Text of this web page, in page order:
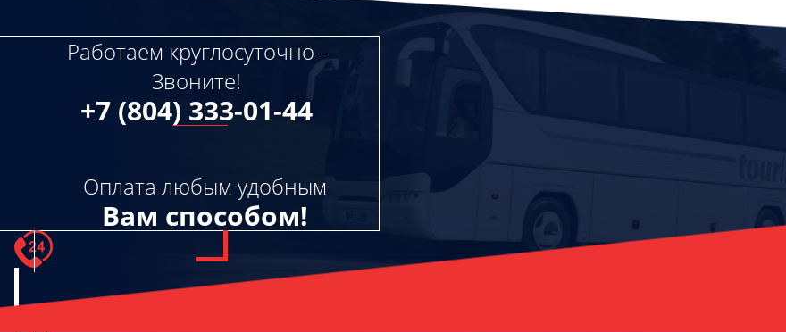
Работаем круглосуточно -
Звоните!
+7 (804) 333-01-44
Оплата любым удобным
Вам способом!